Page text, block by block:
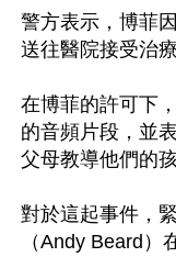
警方表示，博菲
送往醫院接受治
在博菲的許可下
的音頻片段，並
父母教導他們的
對於這起事件，
（Andy Beard